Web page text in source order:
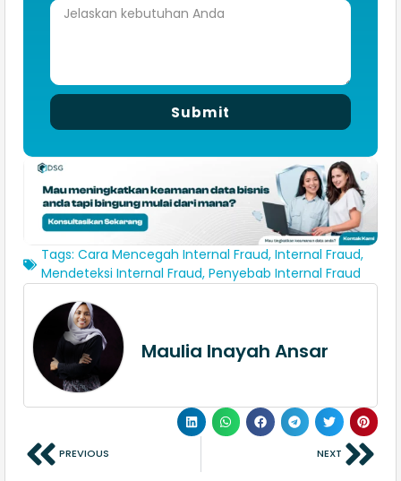
Submit
Tags: Cara Mencegah Internal Fraud, Internal Fraud,
Mendeteksi Internal Fraud, Penyebab Internal Fraud
Maulia Inayah Ansar
PREVIOUS NEXT